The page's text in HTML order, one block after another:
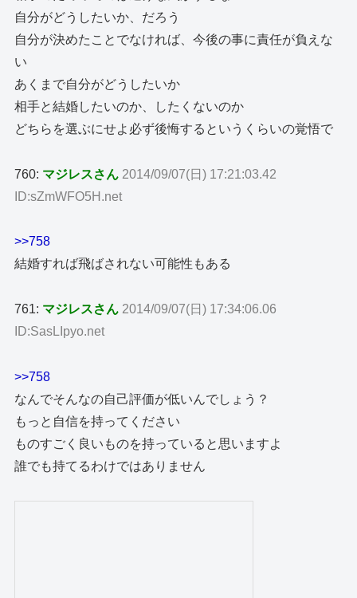
自分がどうしたいか、だろう
自分が決めたことでなければ、今後の事に責任が負えな
い
あくまで自分がどうしたいか
相手と結婚したいのか、したくないのか
どちらを選ぶにせよ必ず後悔するというくらいの覚悟で
760: マジレスさん 2014/09/07(日) 17:21:03.42
ID:sZmWFO5H.net
>>758
結婚すれば飛ばされない可能性もある
761: マジレスさん 2014/09/07(日) 17:34:06.06
ID:SasLIpyo.net
>>758
なんでそんなの自己評価が低いんでしょう？
もっと自信を持ってください
ものすごく良いものを持っていると思いますよ
誰でも持てるわけではありません